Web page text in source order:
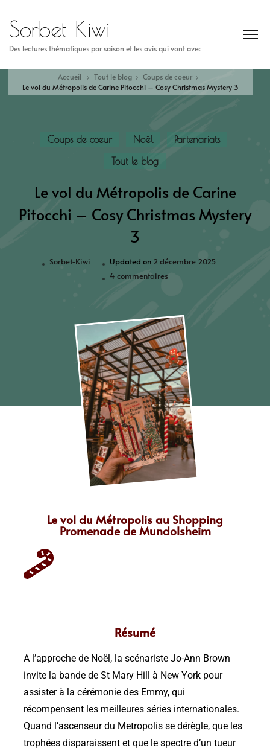
Sorbet Kiwi
Des lectures thématiques par saison et les avis qui vont avec
Accueil Tout le blog
Coups de coeur
Le vol du Métropolis de Carine Pitocchi – Cosy Christmas Mystery 3
Coups de coeur Noël
Partenariats
Tout le blog
Le vol du Métropolis de Carine
Pitocchi – Cosy Christmas Mystery
3
Sorbet-Kiwi Updated on 2 décembre 2025
4 commentaires
Le vol du Métropolis au Shopping
Promenade de Mundolsheim
Résumé
A l’approche de Noël, la scénariste Jo-Ann Brown
invite la bande de St Mary Hill à New York pour
assister à la cérémonie des Emmy, qui
récompensent les meilleures séries internationales.
Quand l’ascenseur du Metropolis se dérègle, que les
trophées disparaissent et que le spectre d’un tueur